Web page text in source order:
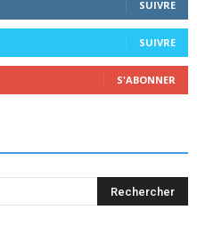
SUIVRE
SUIVRE
S'ABONNER